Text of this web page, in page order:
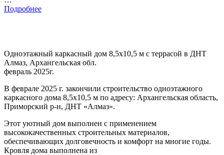
Подробнее
Одноэтажный каркасный дом 8,5х10,5 м с террасой в ДНТ
Алмаз, Архангельская обл.
февраль 2025г.
В феврале 2025 г. закончили строительство одноэтажного
каркасного дома 8,5х10,5 м по адресу: Архангельская область,
Приморский р-н, ДНТ «Алмаз».
Этот уютный дом выполнен с применением
высококачественных строительных материалов,
обеспечивающих долговечность и комфорт на многие годы.
Кровля дома выполнена из